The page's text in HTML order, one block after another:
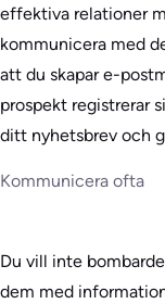
effektiva relationer
kommunicera med
att du skapar e-
prospekt registrerar
ditt nyhetsbrev och
Kommunicera ofta
Du vill inte
dem med